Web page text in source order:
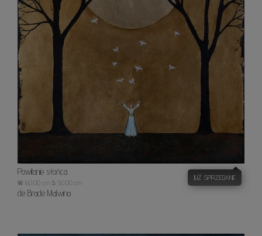
Powitanie słońca
W: 60.00 cm S: 50.00 cm
de Brade Malwina
JUŻ SPRZEDANE